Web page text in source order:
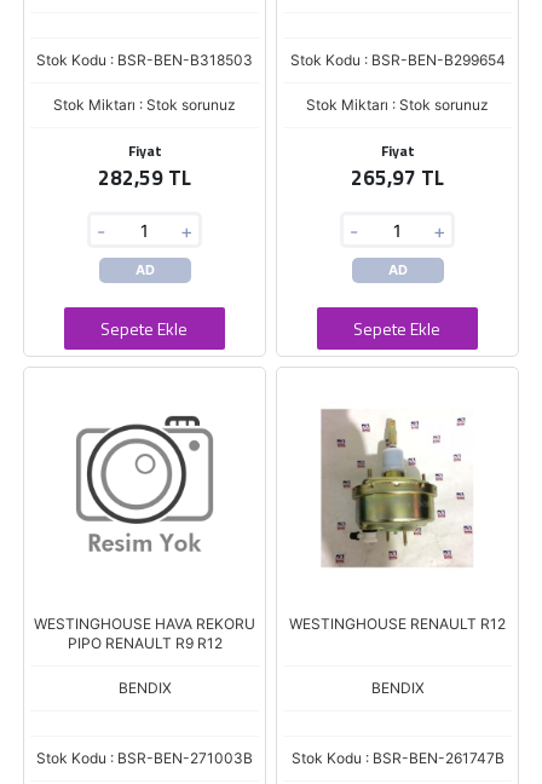
Stok Kodu : BSR-BEN-B318503
Stok Miktarı : Stok sorunuz
Fiyat
282,59 TL
- +
AD
Sepete Ekle
Stok Kodu : BSR-BEN-B299654
Stok Miktarı : Stok sorunuz
Fiyat
265,97 TL
- +
AD
Sepete Ekle
WESTINGHOUSE HAVA REKORU
PIPO RENAULT R9 R12
BENDIX
Stok Kodu : BSR-BEN-271003B
WESTINGHOUSE RENAULT R12
BENDIX
Stok Kodu : BSR-BEN-261747B